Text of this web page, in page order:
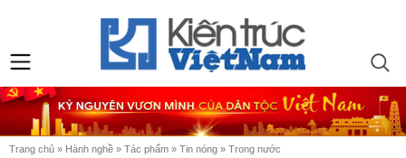
Trang chủ » Hành nghề » Tác phẩm » Tin nóng » Trong nước